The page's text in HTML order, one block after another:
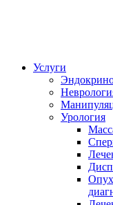
Услуги
Урология